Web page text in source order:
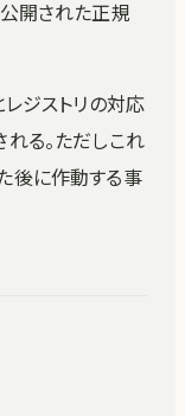
開された正規
ジストリの対応
る。ただしこれ
後に作動する事